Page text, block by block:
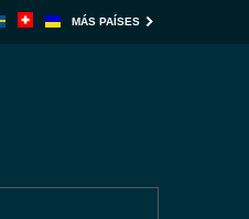
MÁS PAÍSES